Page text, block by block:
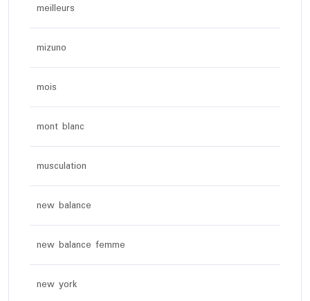
meilleurs
mizuno
mois
mont blanc
musculation
new balance
new balance femme
new york